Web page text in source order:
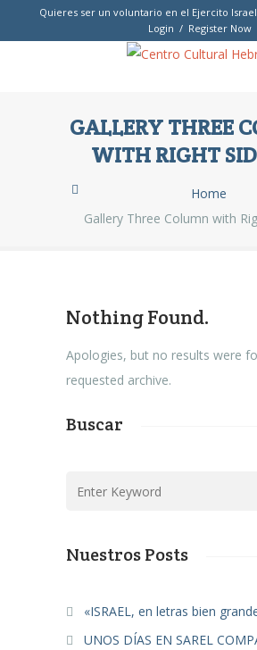
Quieres ser un voluntario en el Ejercito
Login / Register Now
GALLERY THREE
WITH RIGHT
Home
Gallery Three Column with
Nothing Found.
Apologies, but no results were
requested archive.
Buscar
Nuestros Posts
«ISRAEL, en letras bien
UNOS DÍAS EN SAREL